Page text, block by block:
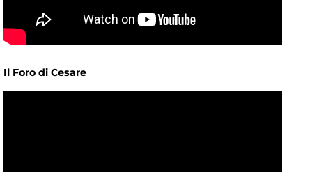
Il Foro di Cesare